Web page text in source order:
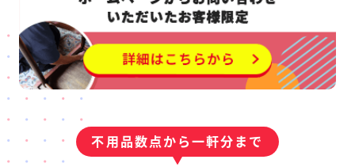
不用品数点から一軒分まで